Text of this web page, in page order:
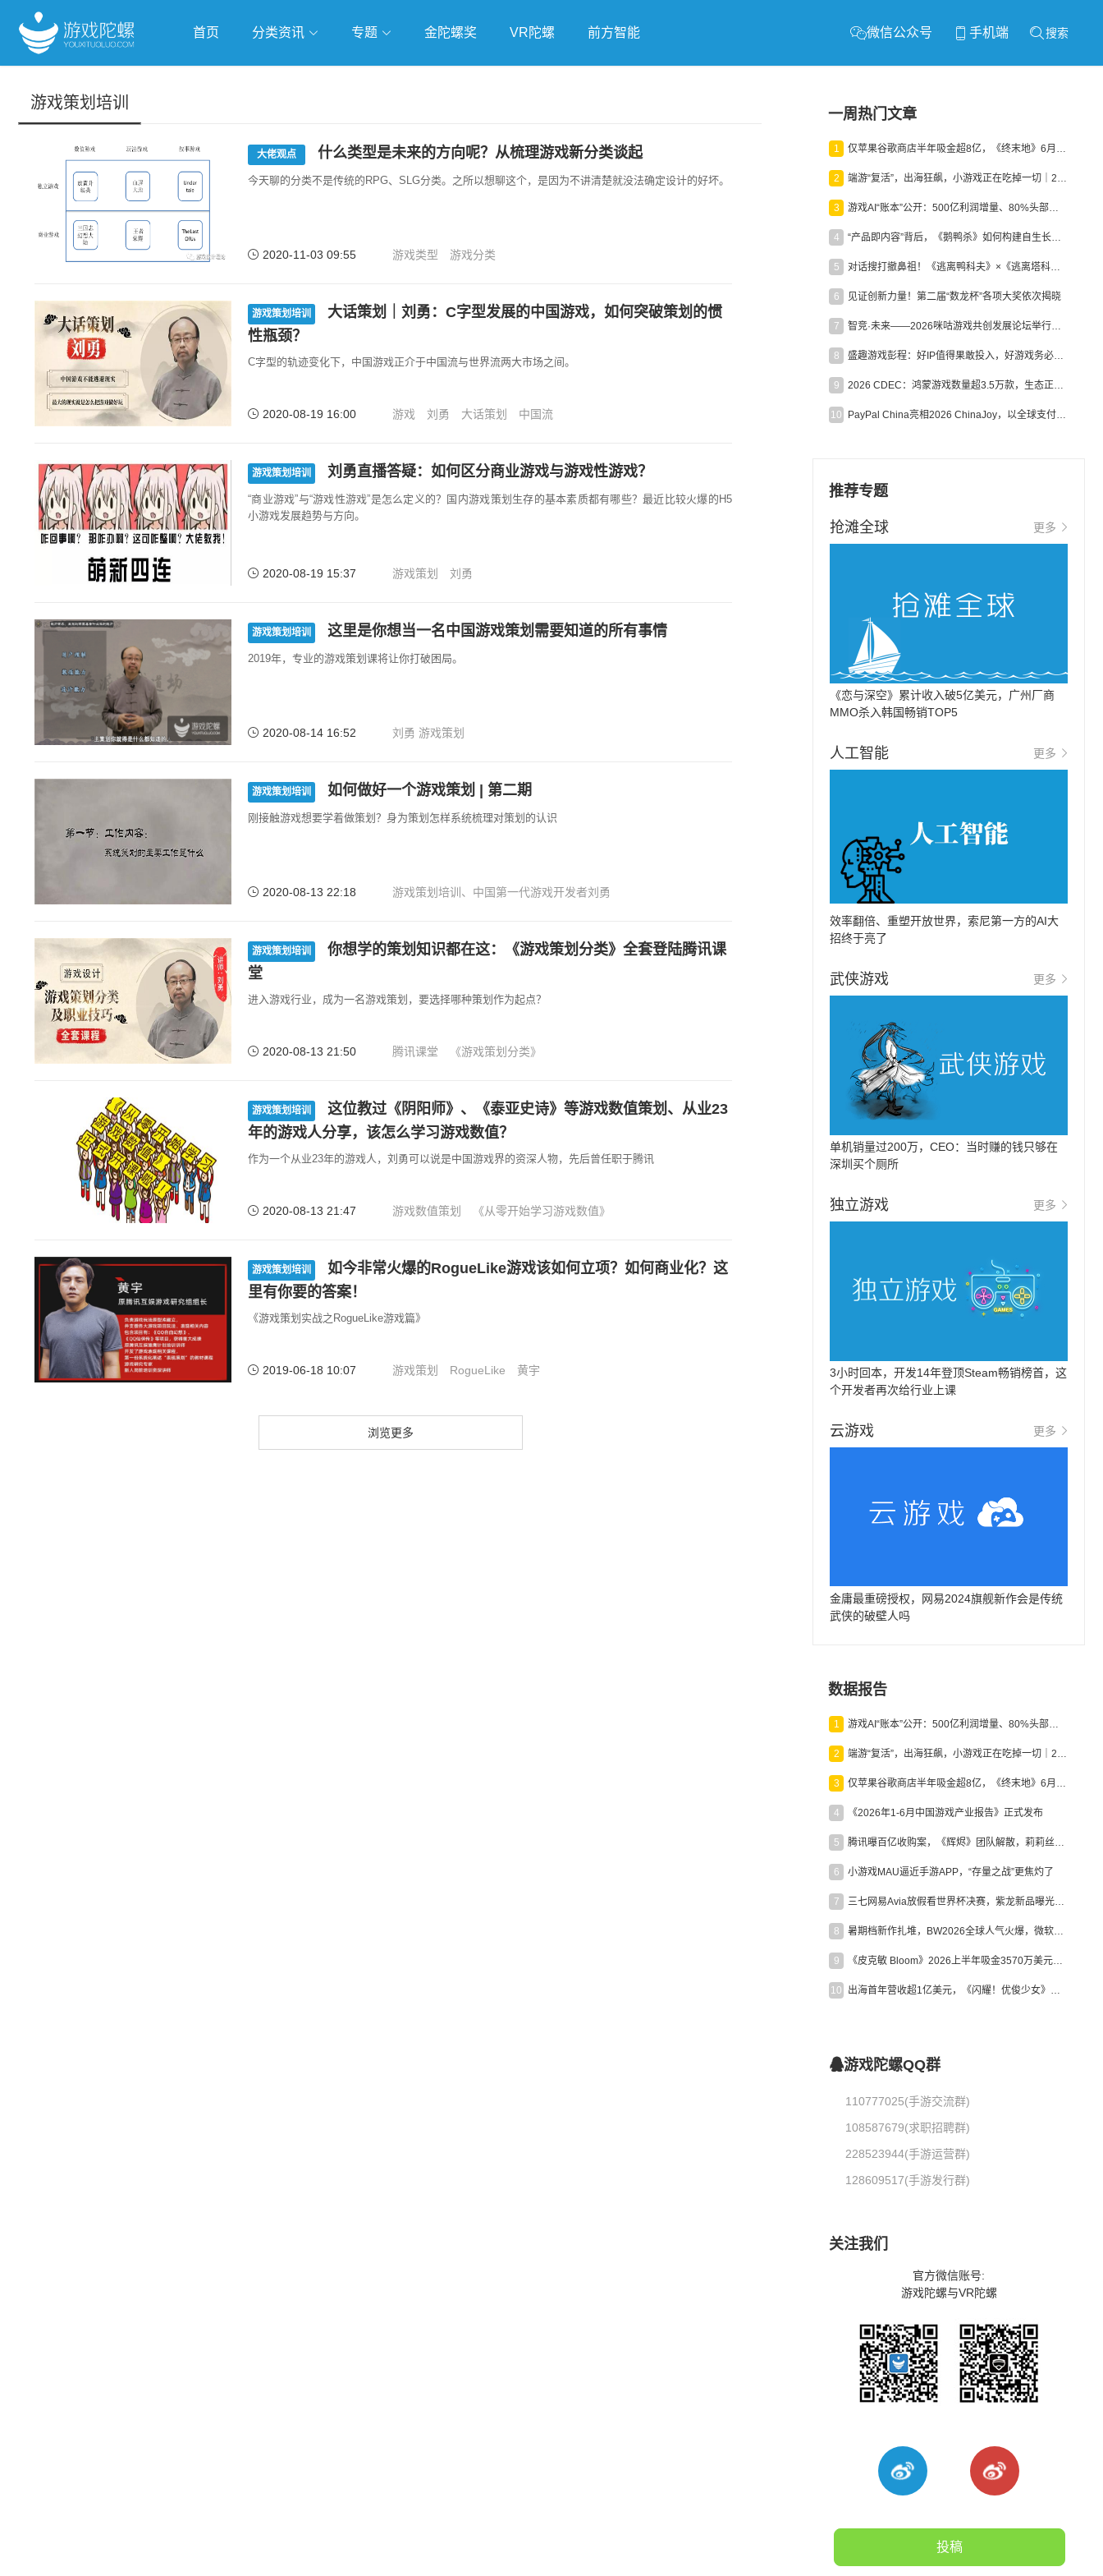
首页 分类资讯 专题 金陀螺奖 VR陀螺 前方智能 微信公众号 手机端 搜索
游戏策划培训
大佬观点 什么类型是未来的方向呢？从梳理游戏新分类谈起
今天聊的分类不是传统的RPG、SLG分类。之所以想聊这个，是因为不讲清楚就没法确定设计的好坏。
2020-11-03 09:55 游戏类型 游戏分类
游戏策划培训
大话策划｜刘勇：C字型发展的中国游戏，如何突破策划的惯
性瓶颈？
C字型的轨迹变化下，中国游戏正介于中国流与世界流两大市场之间。
2020-08-19 16:00 游戏 刘勇 大话策划 中国流
游戏策划培训 刘勇直播答疑：如何区分商业游戏与游戏性游戏？
“商业游戏”与“游戏性游戏”是怎么定义的？国内游戏策划生存的基本素质都有哪些？最近比较火爆的H5
小游戏发展趋势与方向。
2020-08-19 15:37 游戏策划 刘勇
游戏策划培训 这里是你想当一名中国游戏策划需要知道的所有事情
2019年，专业的游戏策划课将让你打破困局。
2020-08-14 16:52 刘勇 游戏策划
游戏策划培训 如何做好一个游戏策划 | 第二期
刚接触游戏想要学着做策划？身为策划怎样系统梳理对策划的认识
2020-08-13 22:18 游戏策划培训、中国第一代游戏开发者刘勇
游戏策划培训
你想学的策划知识都在这：《游戏策划分类》全套登陆腾讯课
堂
进入游戏行业，成为一名游戏策划，要选择哪种策划作为起点？
2020-08-13 21:50 腾讯课堂 《游戏策划分类》
游戏策划培训
这位教过《阴阳师》、《泰亚史诗》等游戏数值策划、从业23
年的游戏人分享，该怎么学习游戏数值？
作为一个从业23年的游戏人，刘勇可以说是中国游戏界的资深人物，先后曾任职于腾讯
2020-08-13 21:47 游戏数值策划 《从零开始学习游戏数值》
游戏策划培训
如今非常火爆的RogueLike游戏该如何立项？如何商业化？这
里有你要的答案！
《游戏策划实战之RogueLike游戏篇》
2019-06-18 10:07 游戏策划 RogueLike 黄宇
浏览更多
一周热门文章
1 仅苹果谷歌商店半年吸金超8亿，《终末地》6月份收入显著回暖
2 端游“复活”，出海狂飙，小游戏正在吃掉一切｜2026上半年产业报告
3 游戏AI“账本”公开：500亿利润增量、80%头部入局，谁在闷声发财？
4 “产品即内容”背后，《鹅鸭杀》如何构建自生长生态？
5 对话搜打撤鼻祖！《逃离鸭科夫》×《逃离塔科夫》官方线下沙龙落幕
6 见证创新力量！第二届“数龙杯”各项大奖依次揭晓
7 智竞·未来——2026咪咕游戏共创发展论坛举行：聚力精品内容、AI创作与电竞生态，共建高品质益智健康游戏社区
8 盛趣游戏彭程：好IP值得果敢投入，好游戏务必长效经营
9 2026 CDEC：鸿蒙游戏数量超3.5万款，生态正循环加速产业高质量发展
10 PayPal China亮相2026 ChinaJoy，以全球支付能力助力中国游戏企业深化全球运营
推荐专题
抢滩全球 更多
《恋与深空》累计收入破5亿美元，广州厂商
MMO杀入韩国畅销TOP5
人工智能 更多
效率翻倍、重塑开放世界，索尼第一方的AI大
招终于亮了
武侠游戏 更多
单机销量过200万，CEO：当时赚的钱只够在
深圳买个厕所
独立游戏 更多
3小时回本，开发14年登顶Steam畅销榜首，这
个开发者再次给行业上课
云游戏 更多
金庸最重磅授权，网易2024旗舰新作会是传统
武侠的破壁人吗
数据报告
1 游戏AI“账本”公开：500亿利润增量、80%头部入局，谁在闷声发财？
2 端游“复活”，出海狂飙，小游戏正在吃掉一切｜2026上半年产业报告
3 仅苹果谷歌商店半年吸金超8亿，《终末地》6月份收入显著回暖
4 《2026年1-6月中国游戏产业报告》正式发布
5 腾讯曝百亿收购案，《辉烬》团队解散，莉莉丝新作曝光｜陀螺周报
6 小游戏MAU逼近手游APP，“存量之战”更焦灼了
7 三七网易Avia放假看世界杯决赛，紫龙新品曝光，米哈游新作上线 | 陀螺周报
8 暑期档新作扎堆，BW2026全球人气火爆，微软XBOX大裁员|陀螺周报
9 《皮克敏 Bloom》2026上半年吸金3570万美元，中国台湾成最大市场
10 出海首年营收超1亿美元，《闪耀！优俊少女》美国市场占比达七成
游戏陀螺QQ群
110777025(手游交流群)
108587679(求职招聘群)
228523944(手游运营群)
128609517(手游发行群)
关注我们
官方微信账号:
游戏陀螺与VR陀螺
投稿